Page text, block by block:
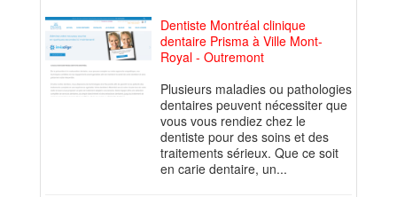
Dentiste Montréal clinique
dentaire Prisma à Ville Mont-
Royal - Outremont
Plusieurs maladies ou pathologies
dentaires peuvent nécessiter que
vous vous rendiez chez le
dentiste pour des soins et des
traitements sérieux. Que ce soit
en carie dentaire, un...